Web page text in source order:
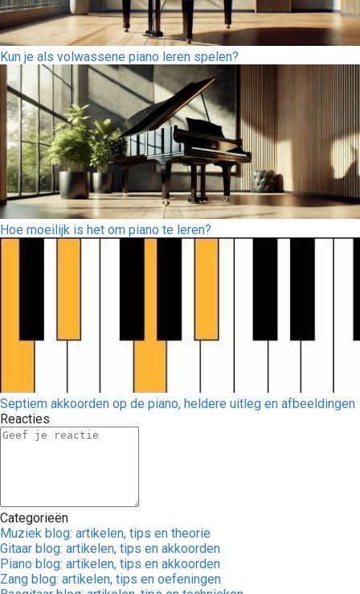
Kun je als volwassene piano leren spelen?
Hoe moeilijk is het om piano te leren?
Septiem akkoorden op de piano, heldere uitleg en afbeeldingen
Reacties
Categorieën
Muziek blog: artikelen, tips en theorie
Gitaar blog: artikelen, tips en akkoorden
Piano blog: artikelen, tips en akkoorden
Zang blog: artikelen, tips en oefeningen